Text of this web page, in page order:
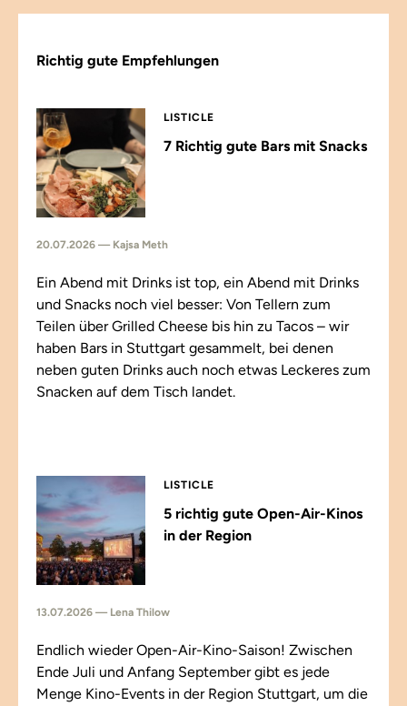
Richtig gute Empfehlungen
LISTICLE
7 Richtig gute Bars mit Snacks
20.07.2026 — Kajsa Meth
Ein Abend mit Drinks ist top, ein Abend mit Drinks
und Snacks noch viel besser: Von Tellern zum
Teilen über Grilled Cheese bis hin zu Tacos – wir
haben Bars in Stuttgart gesammelt, bei denen
neben guten Drinks auch noch etwas Leckeres zum
Snacken auf dem Tisch landet.
LISTICLE
5 richtig gute Open-Air-Kinos
in der Region
13.07.2026 — Lena Thilow
Endlich wieder Open-Air-Kino-Saison! Zwischen
Ende Juli und Anfang September gibt es jede
Menge Kino-Events in der Region Stuttgart, um die